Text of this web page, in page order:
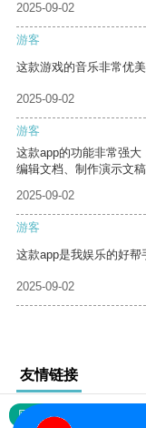
2025-09-02
游客
这款游戏的音乐非常优
2025-09-02
游客
这款app的功能非常强
编辑文档、制作演示文
2025-09-02
游客
这款app是我娱乐的好帮
2025-09-02
友情链接
网站地图